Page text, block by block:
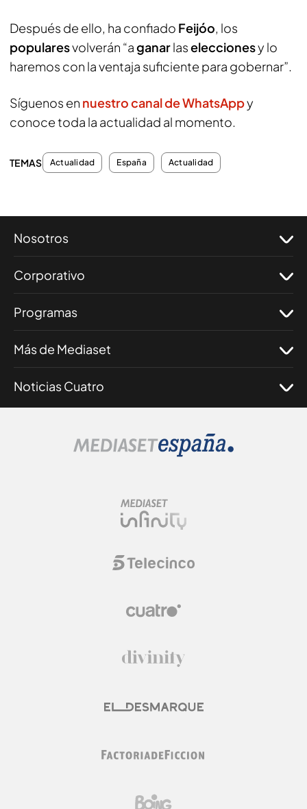
Después de ello, ha confiado Feijóo, los
popularesvolverán “aganarlaseleccionesy lo
haremos con la ventaja suficiente para gobernar”.
Síguenos en nuestro canal de WhatsAppy
conoce toda la actualidad al momento.
TEMAS Actualidad España Actualidad
Nosotros
Corporativo
Programas
Más de Mediaset
Noticias Cuatro